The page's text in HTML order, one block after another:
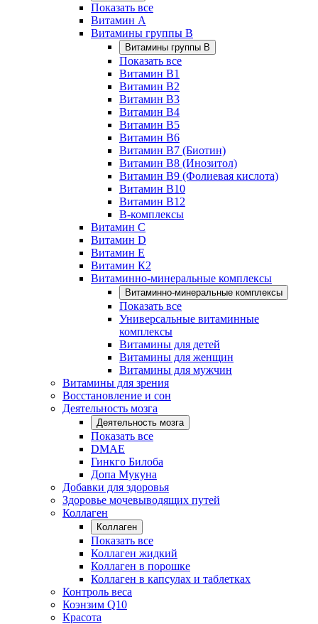
Показать все
Витамин A
Витамины группы B
Витамины группы B
Показать все
Витамин B1
Витамин B2
Витамин B3
Витамин B4
Витамин B5
Витамин B6
Витамин B7 (Биотин)
Витамин B8 (Инозитол)
Витамин B9 (Фолиевая кислота)
Витамин B10
Витамин B12
B-комплексы
Витамин C
Витамин D
Витамин E
Витамин К2
Витаминно-минеральные комплексы
Витаминно-минеральные комплексы
Показать все
Универсальные витаминные
комплексы
Витамины для детей
Витамины для женщин
Витамины для мужчин
Витамины для зрения
Восстановление и сон
Деятельность мозга
Деятельность мозга
Показать все
DMAE
Гинкго Билоба
Допа Мукуна
Добавки для здоровья
Здоровье мочевыводящих путей
Коллаген
Коллаген
Показать все
Коллаген жидкий
Коллаген в порошке
Коллаген в капсулах и таблетках
Контроль веса
Коэнзим Q10
Красота